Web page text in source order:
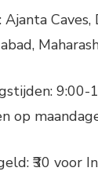
Ajanta
9:00-
op
₹30 voor